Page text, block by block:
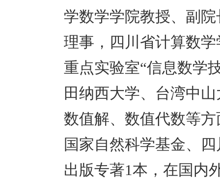
学数学学院教授、副
理事，四川省计算数
重点实验室“信息数学
田纳西大学、台湾中
数值解、数值代数等
国家自然科学基金、
出版专著1本，在国内